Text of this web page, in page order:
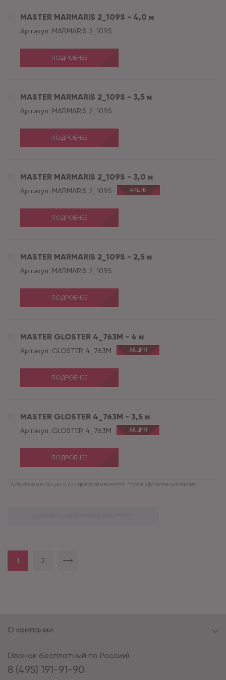
MASTER MARMARIS 2_109S - 4,0 м
Артикул: MARMARIS 2_109S
ПОДРОБНЕЕ
MASTER MARMARIS 2_109S - 3,5 м
Артикул: MARMARIS 2_109S
ПОДРОБНЕЕ
MASTER MARMARIS 2_109S - 3,0 м
Артикул: MARMARIS 2_109S АКЦИЯ
ПОДРОБНЕЕ
MASTER MARMARIS 2_109S - 2,5 м
Артикул: MARMARIS 2_109S
ПОДРОБНЕЕ
MASTER GLOSTER 4_763M - 4 м
Артикул: GLOSTER 4_763M АКЦИЯ
ПОДРОБНЕЕ
MASTER GLOSTER 4_763M - 3,5 м
Артикул: GLOSTER 4_763M АКЦИЯ
ПОДРОБНЕЕ
* Актуальные акции и скидки применяются после оформления заказа.
1 2
8 (495) 191-91-90
(Звонок бесплатный по России)
О компании